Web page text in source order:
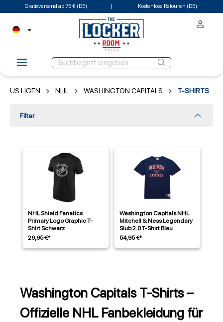
Gratisversand ab 75 € (DE) Kostenlose Retouren (DE)
US LIGEN NHL WASHINGTON CAPITALS T-SHIRTS
Filter
NHL Shield Fanatics
Primary Logo Graphic T-
Shirt Schwarz
29,95 €*
Washington Capitals NHL
Mitchell & Ness Legendary
Slub 2.0 T-Shirt Blau
54,95 €*
Washington Capitals T-Shirts –
Offizielle NHL Fanbekleidung für